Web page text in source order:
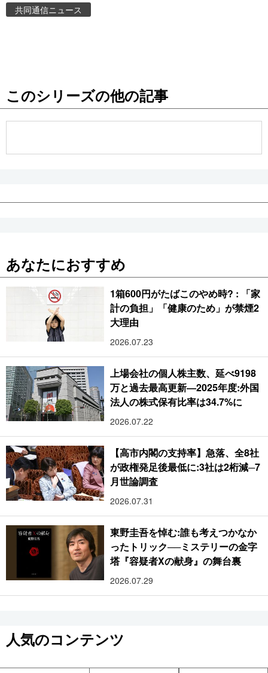
お知らせ
共同通信ニュース
このシリーズの他の記事
あなたにおすすめ
1箱600円がたばこのやめ時? : 「家
計の負担」「健康のため」が禁煙2
大理由
2026.07.23
上場会社の個人株主数、延べ9198
万と過去最高更新―2025年度:外国
法人の株式保有比率は34.7%に
2026.07.22
【高市内閣の支持率】急落、全8社
が政権発足後最低に:3社は2桁減─7
月世論調査
2026.07.31
東野圭吾を悼む:誰も考えつかなか
ったトリック──ミステリーの金字
塔『容疑者Xの献身』の舞台裏
2026.07.29
人気のコンテンツ